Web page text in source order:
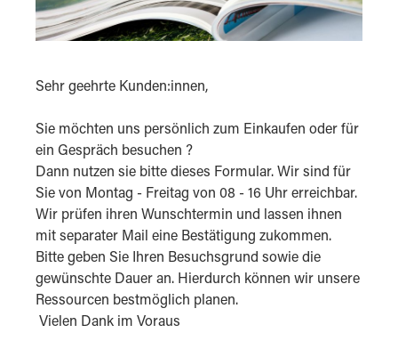
Sehr geehrte Kunden:innen,
Sie möchten uns persönlich zum Einkaufen oder für
ein Gespräch besuchen ?
Dann nutzen sie bitte dieses Formular. Wir sind für
Sie von Montag - Freitag von 08 - 16 Uhr erreichbar.
Wir prüfen ihren Wunschtermin und lassen ihnen
mit separater Mail eine Bestätigung zukommen.
Bitte geben Sie Ihren Besuchsgrund sowie die
gewünschte Dauer an. Hierdurch können wir unsere
Ressourcen bestmöglich planen.
Vielen Dank im Voraus